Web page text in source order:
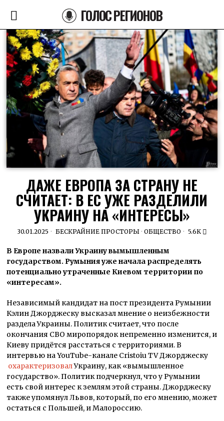
ГОЛОС РЕГИОНОВ
ДАЖЕ ЕВРОПА ЗА СТРАНУ НЕ
СЧИТАЕТ: В ЕС УЖЕ РАЗДЕЛИЛИ
УКРАИНУ НА «ИНТЕРЕСЫ»
30.01.2025 БЕСКРАЙНИЕ ПРОСТОРЫ · ОБЩЕСТВО 5.6K
В Европе назвали Украину вымышленным
государством. Румыния уже начала распределять
потенциально утраченные Киевом территории по
«интересам».
Независимый кандидат на пост президента Румынии
Кэлин Джорджеску высказал мнение о неизбежности
раздела Украины. Политик считает, что после
окончания СВО миропорядок непременно изменится, и
Киеву придётся расстаться с территориями. В
интервью на YouTube-канале Cristoiu TV Джорджеску
охарактеризовалУкраину, как «вымышленное
государство». Политик подчеркнул, что у Румынии
есть свой интерес к землям этой страны. Джорджеску
также упомянул Львов, который, по его мнению, может
остаться с Польшей, и Малороссию.